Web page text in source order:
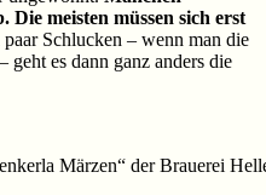
Die meisten müssen sich erst
Schlucken – wenn man die
geht es dann ganz anders die
Märzen“ der Brauerei